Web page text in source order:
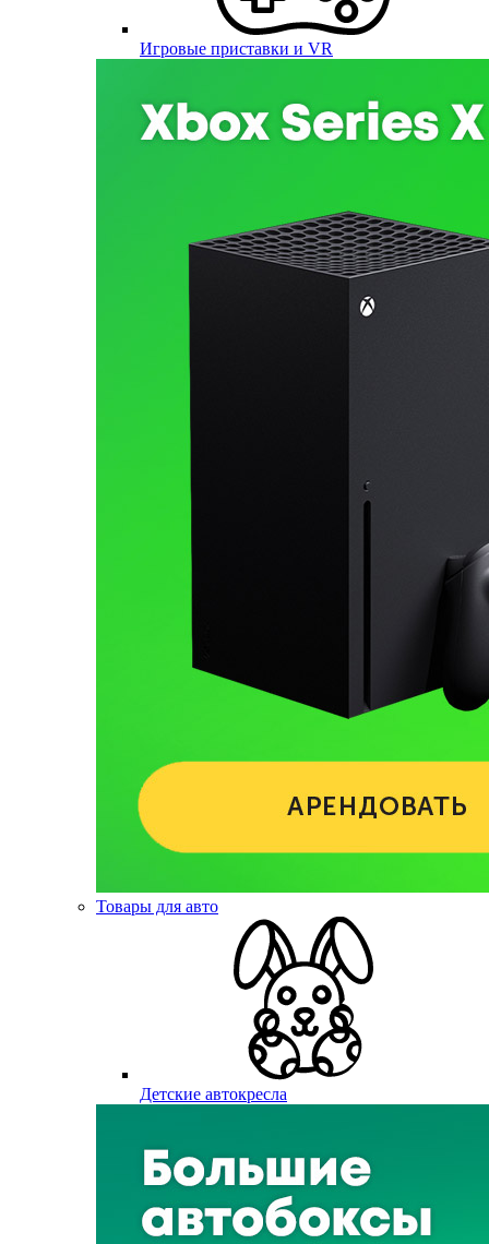
Игровые приставки и VR
Товары для авто
Детские автокресла